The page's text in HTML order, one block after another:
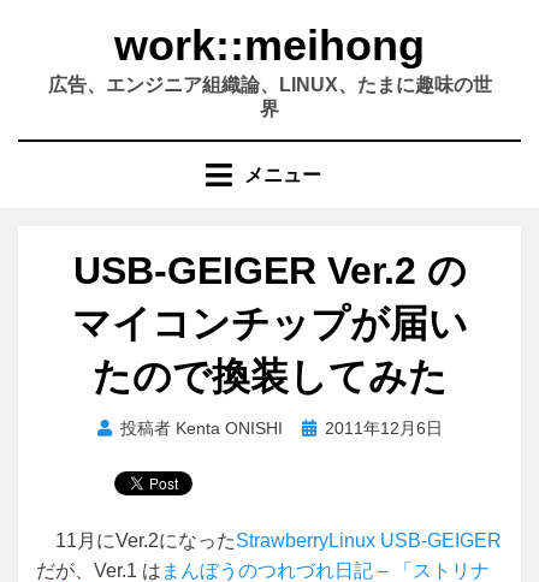
work::meihong
広告、エンジニア組織論、LINUX、たまに趣味の世
界
メニュー
USB-GEIGER Ver.2 の
マイコンチップが届い
たので換装してみた
投稿者 Kenta ONISHI
投 2011年12月6日
11月にVer.2になったStrawberryLinux USB-GEIGER
だが、Ver.1 は まんぼうのつれづれ日記 – 「ストリナ